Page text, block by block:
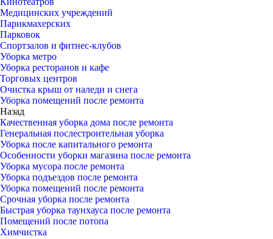
Медицинских учреждений
Парикмахерских
Парковок
Спортзалов и фитнес-клубов
Уборка метро
Уборка ресторанов и кафе
Торговых центров
Очистка крыш от наледи и снега
Уборка помещений после ремонта
Назад
Качественная уборка дома после ремонта
Генеральная послестроительная уборка
Уборка после капитального ремонта
Особенности уборки магазина после ремонта
Уборка мусора после ремонта
Уборка подъездов после ремонта
Уборка помещений после ремонта
Срочная уборка после ремонта
Быстрая уборка таунхауса после ремонта
Помещений после потопа
Химчистка